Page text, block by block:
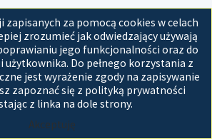
zapisanych za pomocą cookies w celach
zrozumieć jak odwiedzający używają
jego funkcjonalności oraz do
użytkownika. Do pełnego korzystania z
jest wyrażenie zgody na zapisywanie
zapoznać się z polityką prywatności
z linka na dole strony.
Akceptuję